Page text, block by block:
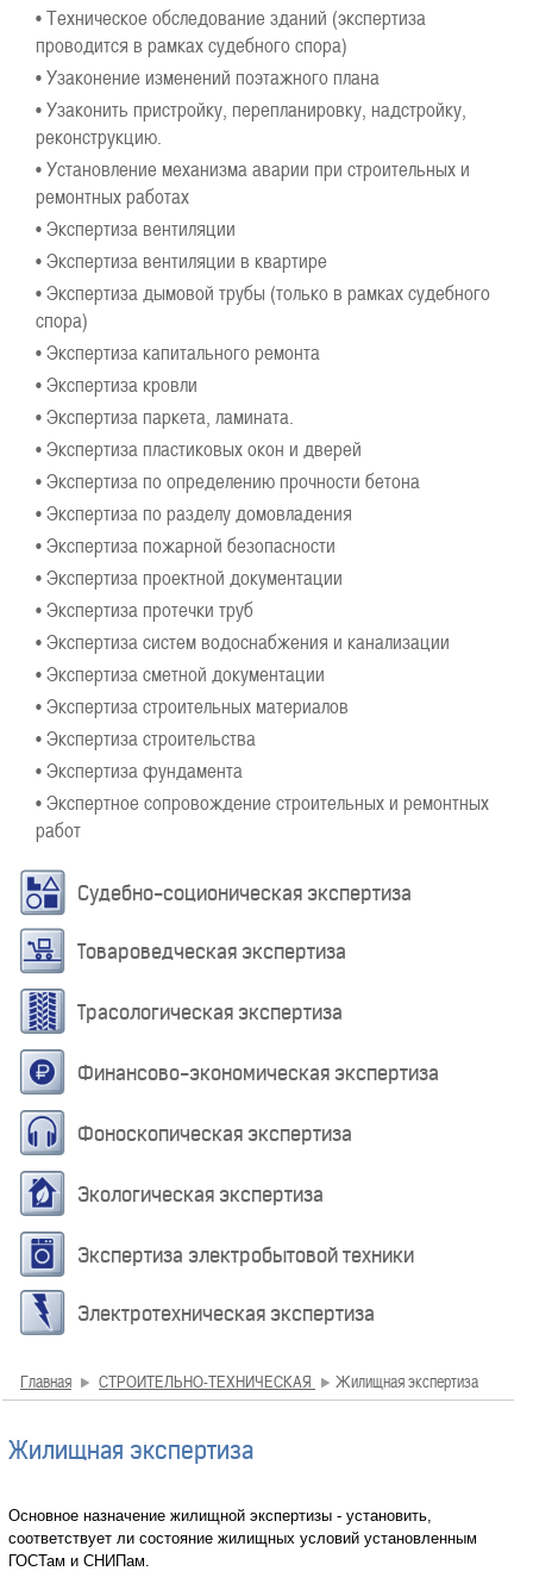
• Техническое обследование зданий (экспертиза
проводится в рамках судебного спора)
• Узаконение изменений поэтажного плана
• Узаконить пристройку, перепланировку, надстройку,
реконструкцию.
• Установление механизма аварии при строительных и
ремонтных работах
• Экспертиза вентиляции
• Экспертиза вентиляции в квартире
• Экспертиза дымовой трубы (только в рамках судебного
спора)
• Экспертиза капитального ремонта
• Экспертиза кровли
• Экспертиза паркета, ламината.
• Экспертиза пластиковых окон и дверей
• Экспертиза по определению прочности бетона
• Экспертиза по разделу домовладения
• Экспертиза пожарной безопасности
• Экспертиза проектной документации
• Экспертиза протечки труб
• Экспертиза систем водоснабжения и канализации
• Экспертиза сметной документации
• Экспертиза строительных материалов
• Экспертиза строительства
• Экспертиза фундамента
• Экспертное сопровождение строительных и ремонтных
работ
Судебно-соционическая экспертиза
Товароведческая экспертиза
Трасологическая экспертиза
Финансово-экономическая экспертиза
Фоноскопическая экспертиза
Экологическая экспертиза
Экспертиза электробытовой техники
Электротехническая экспертиза
Главная СТРОИТЕЛЬНО-ТЕХНИЧЕСКАЯ Жилищная экспертиза
Жилищная экспертиза
Основное назначение жилищной экспертизы - установить,
соответствует ли состояние жилищных условий установленным
ГОСТам и СНИПам.